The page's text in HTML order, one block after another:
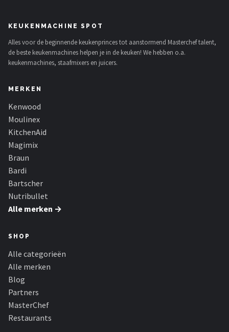
KEUKENMACHINE SPOT
Alles voor de beginnende keukenprinces tot aanstormend Masterchef talent,
de beste keukenmachines helpen je in de keuken! We hebben o.a.
keukenmachines, staafmixers en juicers.
MERKEN
Kenwood
Moulinex
KitchenAid
Magimix
Braun
Bardi
Bartscher
Nutribullet
Alle merken →
SHOP
Alle categorieën
Alle merken
Blog
Partners
MasterChef
Restaurants